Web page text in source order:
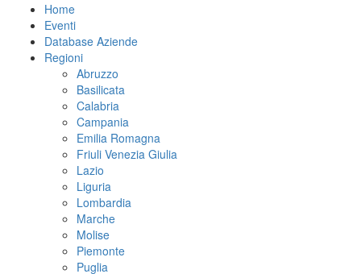
Home
Eventi
Database Aziende
Regioni
Abruzzo
Basilicata
Calabria
Campania
Emilia Romagna
Friuli Venezia Giulia
Lazio
Liguria
Lombardia
Marche
Molise
Piemonte
Puglia